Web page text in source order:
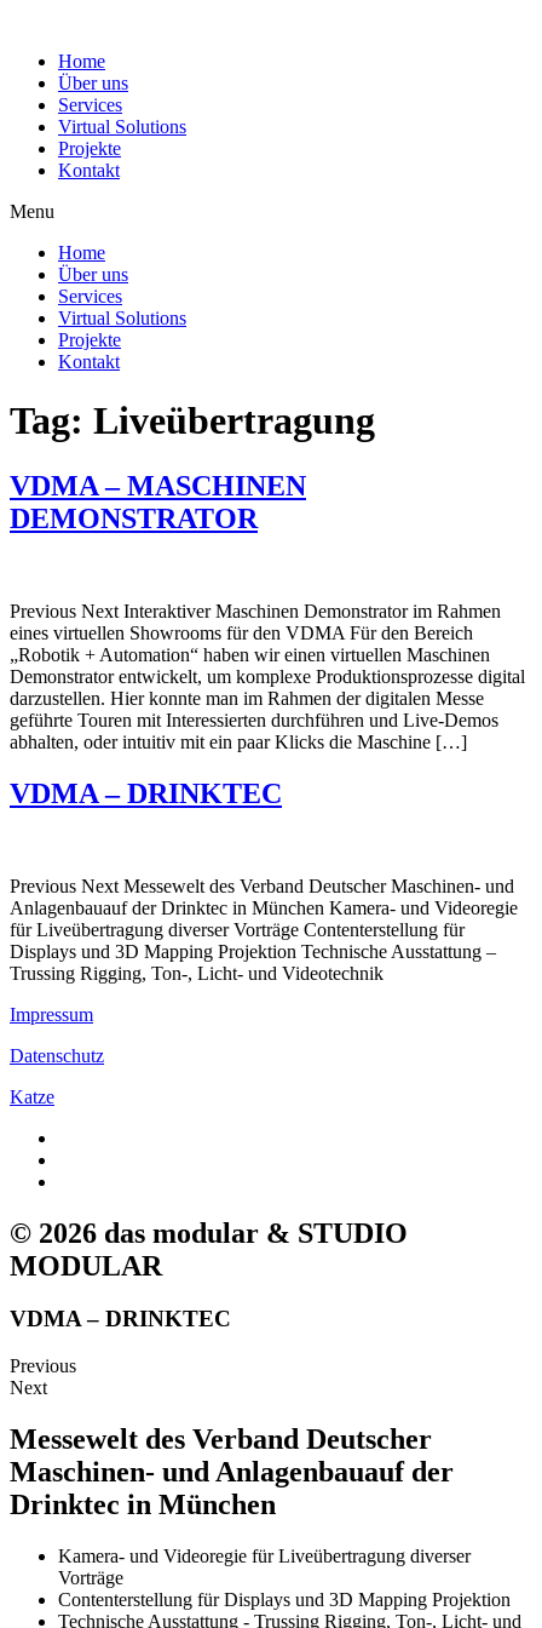
Home
Über uns
Services
Virtual Solutions
Projekte
Kontakt
Menu
Home
Über uns
Services
Virtual Solutions
Projekte
Kontakt
Tag: Liveübertragung
VDMA – MASCHINEN
DEMONSTRATOR
Previous Next Interaktiver Maschinen Demonstrator im Rahmen
eines virtuellen Showrooms für den VDMA Für den Bereich
„Robotik + Automation“ haben wir einen virtuellen Maschinen
Demonstrator entwickelt, um komplexe Produktionsprozesse digital
darzustellen. Hier konnte man im Rahmen der digitalen Messe
geführte Touren mit Interessierten durchführen und Live-Demos
abhalten, oder intuitiv mit ein paar Klicks die Maschine […]
VDMA – DRINKTEC
Previous Next Messewelt des Verband Deutscher Maschinen- und
Anlagenbauauf der Drinktec in München Kamera- und Videoregie
für Liveübertragung diverser Vorträge Contenterstellung für
Displays und 3D Mapping Projektion Technische Ausstattung –
Trussing Rigging, Ton-, Licht- und Videotechnik
Impressum
Datenschutz
Katze
© 2026 das modular & STUDIO
MODULAR
VDMA – DRINKTEC
Previous
Next
Messewelt des Verband Deutscher
Maschinen- und Anlagenbauauf der
Drinktec in München
Kamera- und Videoregie für Liveübertragung diverser
Vorträge
Contenterstellung für Displays und 3D Mapping Projektion
Technische Ausstattung - Trussing Rigging, Ton-, Licht- und